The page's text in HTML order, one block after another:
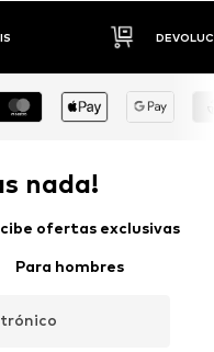
nada!
ofertas exclusivas
Para hombres